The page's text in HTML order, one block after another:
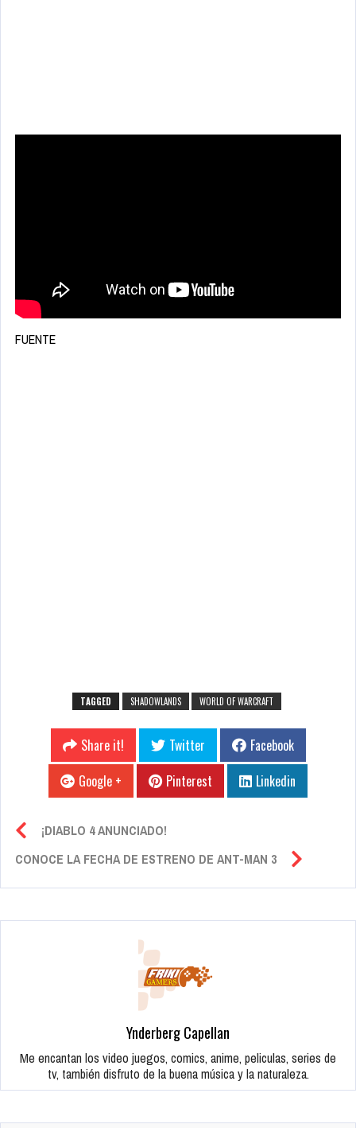
FUENTE
TAGGED SHADOWLANDS WORLD OF WARCRAFT
Share it! Twitter
Facebook
Google +
Pinterest Linkedin
¡DIABLO 4 ANUNCIADO!
CONOCE LA FECHA DE ESTRENO DE ANT-MAN 3
Ynderberg Capellan
Me encantan los video juegos, comics, anime, peliculas, series de
tv, también disfruto de la buena música y la naturaleza.